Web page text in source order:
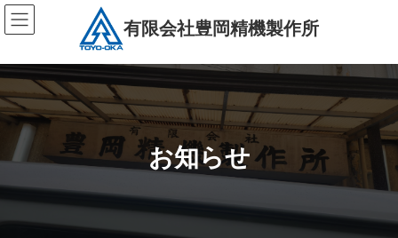
コ
ン
テ
ツ
ス
キ
ナ
ビ
ゲ
シ
ン
に
有限会社豊岡精機製作所
お知らせ